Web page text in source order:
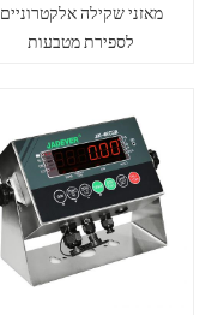
מאזני שקילה אלקטרוניים
לספירת מטבעות